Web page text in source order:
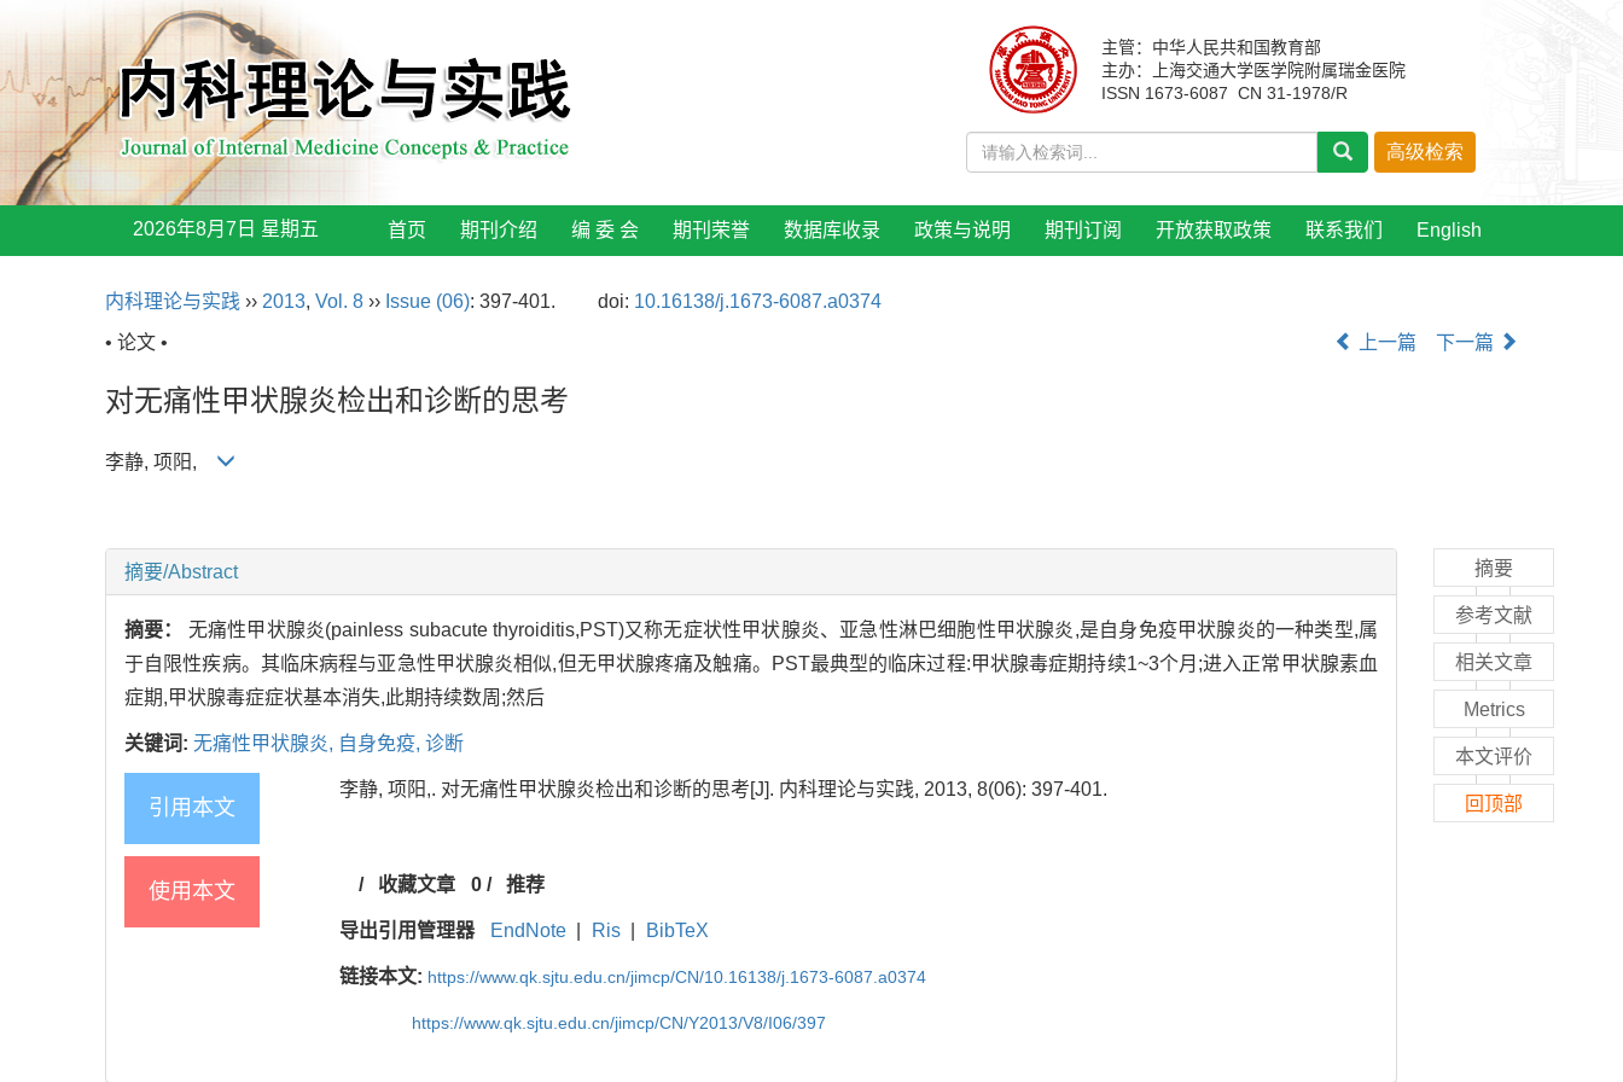
主管：中华人民共和国教育部
主办：上海交通大学医学院附属瑞金医院
ISSN 1673-6087 CN 31-1978/R
2026年8月7日 星期五 首页 期刊介绍 编 委 会 期刊荣誉 数据库收录 政策与说明 期刊订阅 开放获取政策 联系我们 English
内科理论与实践 ›› 2013, Vol. 8 ›› Issue (06): 397-401. doi: 10.16138/j.1673-6087.a0374
• 论文 •
上一篇 下一篇
对无痛性甲状腺炎检出和诊断的思考
李静, 项阳,
摘要/Abstract
摘要： 无痛性甲状腺炎(painless subacute thyroiditis,PST)又称无症状性甲状腺炎、亚急性淋巴细胞性甲状腺炎,是自身免疫甲状腺炎的一种类型,属
于自限性疾病。其临床病程与亚急性甲状腺炎相似,但无甲状腺疼痛及触痛。PST最典型的临床过程:甲状腺毒症期持续1~3个月;进入正常甲状腺素血
症期,甲状腺毒症症状基本消失,此期持续数周;然后
关键词: 无痛性甲状腺炎, 自身免疫, 诊断
引用本文
李静, 项阳,. 对无痛性甲状腺炎检出和诊断的思考[J]. 内科理论与实践, 2013, 8(06): 397-401.
使用本文 / 收藏文章 0/ 推荐
导出引用管理器 EndNote Ris BibTeX
链接本文: https://www.qk.sjtu.edu.cn/jimcp/CN/10.16138/j.1673-6087.a0374
https://www.qk.sjtu.edu.cn/jimcp/CN/Y2013/V8/I06/397
摘要
参考文献
相关文章
Metrics
本文评价
回顶部